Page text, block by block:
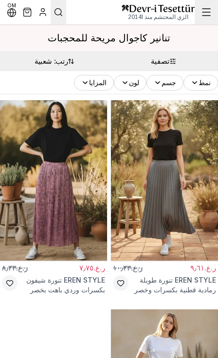
الزي المحتشم منذ 2014l
OM
تنانير كاجوال مريحة للمحجبات
تصفية رتب: شعبية
نمط جسم لون المزايا
ر.ع.٩٫٦١ ر.ع.١٠٫٣٣
EREN STYLE تنورة طويلة
رمادية قطنية بكسرات وخصر
ر.ع.٧٫٧٥ ر.ع.٨٫٣٣
EREN STYLE تنورة شيفون
بكسرات وردي باهت بخصر